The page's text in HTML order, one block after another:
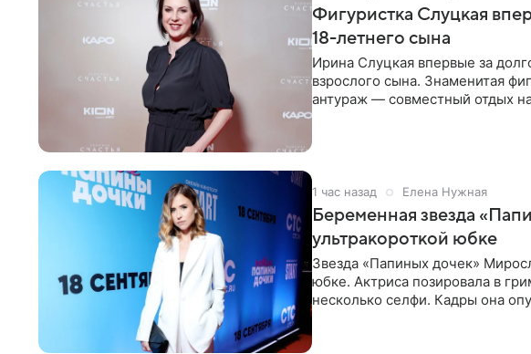
Фигуристка Слуцкая
18-летнего сына
Ирина Слуцкая впервые за
взрослого сына. Знаменитая
антураж — совместный отдых
1 час назад Елена Нужная
Беременная звезда
ультракороткой юбке
Звезда «Папиных дочек»
юбке. Актриса позировала в
несколько селфи. Кадры она